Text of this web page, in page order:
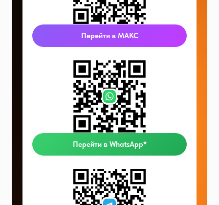
Перейти в МАКС
Перейти в WhatsApp*